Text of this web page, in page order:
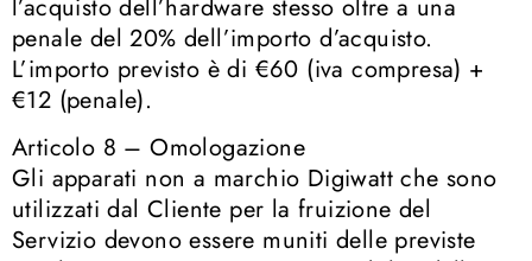
l’acquisto dell’hardware stesso oltre a una
penale del 20% dell’importo d’acquisto.
L’importo previsto è di €60 (iva compresa) +
€12 (penale).
Articolo 8 – Omologazione
Gli apparati non a marchio Digiwatt che sono
utilizzati dal Cliente per la fruizione del
Servizio devono essere muniti delle previste